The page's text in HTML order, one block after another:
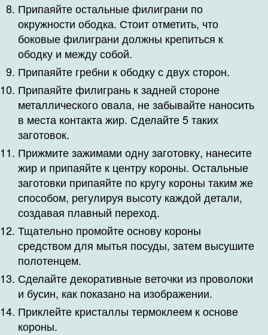
Припаяйте остальные филиграни по
окружности ободка. Стоит отметить, что
боковые филиграни должны крепиться к
ободку и между собой.
Припаяйте гребни к ободку с двух сторон.
Припаяйте филигрань к задней стороне
металлического овала, не забывайте наносить
в места контакта жир. Сделайте 5 таких
заготовок.
Прижмите зажимами одну заготовку, нанесите
жир и припаяйте к центру короны. Остальные
заготовки припаяйте по кругу короны таким же
способом, регулируя высоту каждой детали,
создавая плавный переход.
Тщательно промойте основу короны
средством для мытья посуды, затем высушите
полотенцем.
Сделайте декоративные веточки из проволоки
и бусин, как показано на изображении.
Приклейте кристаллы термоклеем к основе
короны.